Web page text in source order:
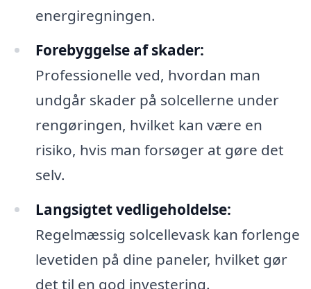
energiregningen.
Forebyggelse af skader:
Professionelle ved, hvordan man
undgår skader på solcellerne under
rengøringen, hvilket kan være en
risiko, hvis man forsøger at gøre det
selv.
Langsigtet vedligeholdelse:
Regelmæssig solcellevask kan forlenge
levetiden på dine paneler, hvilket gør
det til en god investering.